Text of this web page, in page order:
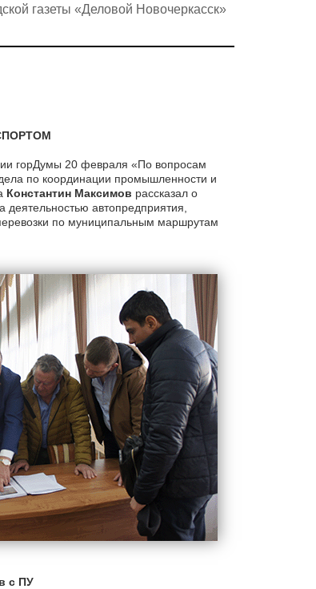
газеты «Деловой Новочеркасск»
горДумы 20 февраля «По вопросам
по координации промышленности и
Константин Максимов рассказал о
деятельностью автопредприятия,
по муниципальным маршрутам
с ПУ